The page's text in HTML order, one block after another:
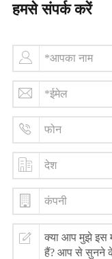
हमसे संपर्क करें